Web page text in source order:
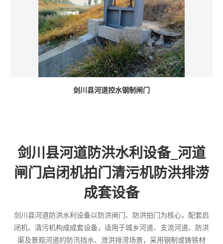
剑川县河道控水钢制闸门
剑川县河道防洪水利设备_河道
闸门启闭机拍门清污机防洪排涝
成套设备
剑川县河道防洪水利设备以防洪闸门、防洪拍门为核心，配套启
闭机、清污机构成成套设备，适用于城乡河道、支流河道、防洪
渠及景观河道的防汛挡水、泄洪排涝场景，采用钢制或铸铁材